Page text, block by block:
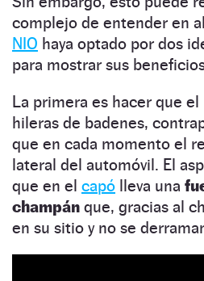
complejo de entender en
NIO haya optado por dos
para mostrar sus
La primera es hacer que
hileras de badenes,
que en cada momento el
lateral del automóvil. El
que en el capó lleva una
champán que, gracias al
en su sitio y no se